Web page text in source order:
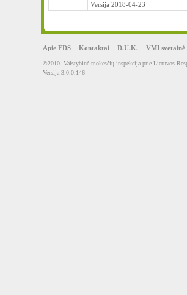
Versija 2018-04-23
Apie EDS Kontaktai D.U.K. VMI svetainė
©2010. Valstybinė mokesčių inspekcija prie Lietuvos
Versija 3.0.0.146